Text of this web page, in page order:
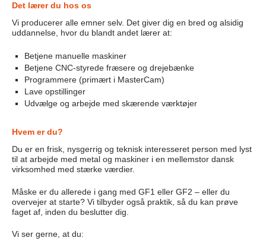
Det lærer du hos os
Vi producerer alle emner selv. Det giver dig en bred og alsidig
uddannelse, hvor du blandt andet lærer at:
Betjene manuelle maskiner
Betjene CNC-styrede fræsere og drejebænke
Programmere (primært i MasterCam)
Lave opstillinger
Udvælge og arbejde med skærende værktøjer
Hvem er du?
Du er en frisk, nysgerrig og teknisk interesseret person med lyst
til at arbejde med metal og maskiner i en mellemstor dansk
virksomhed med stærke værdier.
Måske er du allerede i gang med GF1 eller GF2 – eller du
overvejer at starte? Vi tilbyder også praktik, så du kan prøve
faget af, inden du beslutter dig.
Vi ser gerne, at du: